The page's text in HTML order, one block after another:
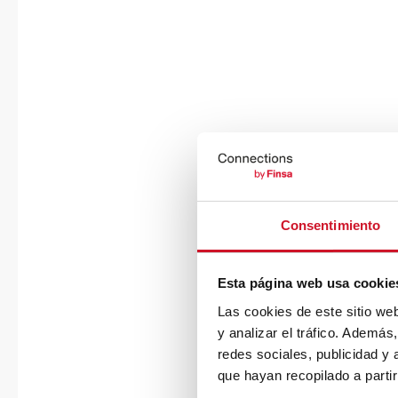
Consentimiento
Esta página web usa
Las cookies de este sitio
y analizar el tráfico.
redes sociales, publicidad y
que hayan recopilado a